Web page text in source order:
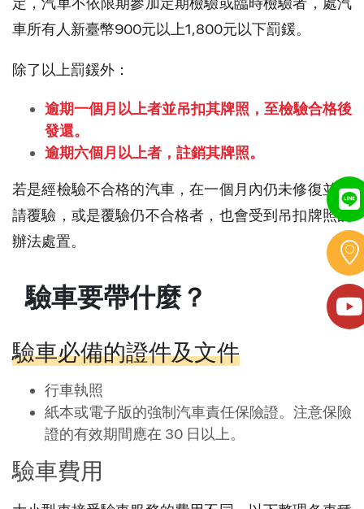
車所有人新臺幣900元以上1,800元以下罰鍰。
除了以上罰鍰外：
逾期一個月以上者並吊扣其牌照，至檢驗合格後
發還。
逾期六個月以上者，註銷其牌照。
若是經檢驗不合格的汽車，在一個月內仍未修復並申
請覆驗，或是覆驗仍不合格者，也會受到吊扣牌照的
辦法處置。
驗車要帶什麼？
驗車必備的證件及文件
行車執照
紙本或電子版的強制汽車責任保險證。注意保險
證的有效期間應在 30 日以上。
驗車費用